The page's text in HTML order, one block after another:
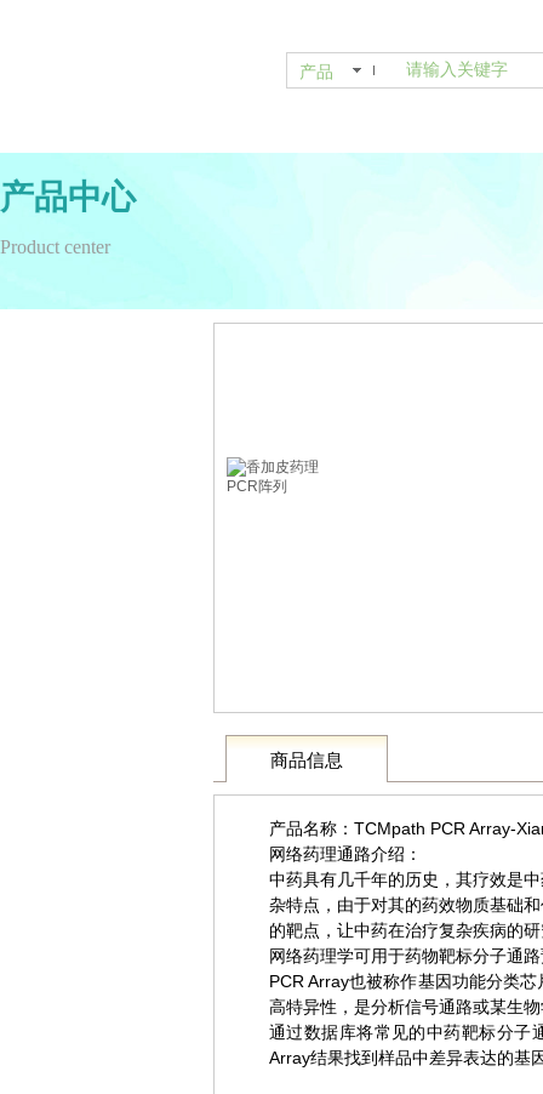
产品中心
Product center
商品信息
产品名称：TCMpath PCR Array-
网络药理通路介绍：
中药具有几千年的历史，其疗效是
杂特点，由于对其的药效物质基础
的靶点，让中药在治疗复杂疾病的
网络药理学可用于药物靶标分子通
PCR Array也被称作基因功能分类
高特异性，是分析信号通路或某生
通过数据库将常见的中药靶标分子
Array结果找到样品中差异表达的基
产品